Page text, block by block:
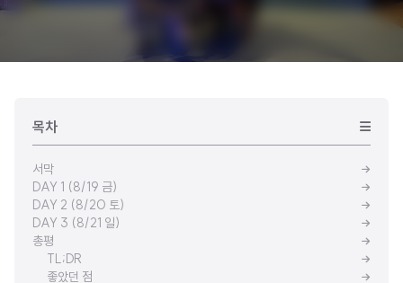
목차
서막
DAY 1 (8/19 금)
DAY 2 (8/20 토)
DAY 3 (8/21 일)
총평
TL;DR
좋았던 점